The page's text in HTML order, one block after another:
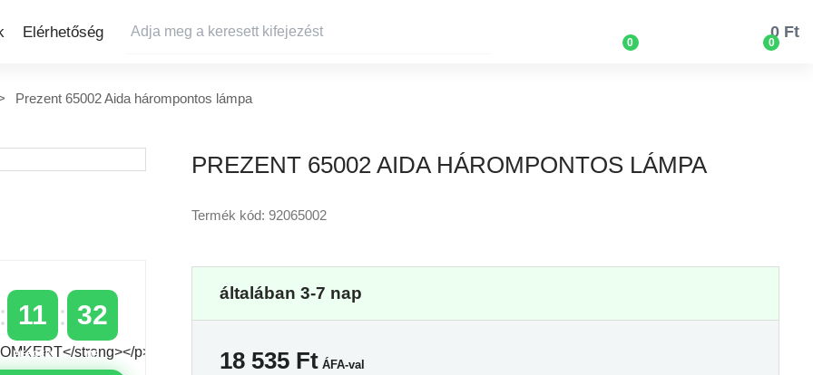
Elérhetőség
0 0
0 Ft
Prezent 65002 Aida hárompontos lámpa
PREZENT 65002 AIDA HÁROMPONTOS LÁMPA
11
PERCEK
31
MP
Termék kód: 92065002
általában 3-7 nap
18 535FtÁFA-val